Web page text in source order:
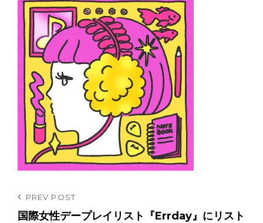
投
稿
Previous
Post
PREV POST
国際女性デープレイリスト『Errday』にリスト